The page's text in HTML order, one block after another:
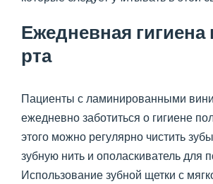
Ежедневная гигиена
рта
Пациенты с ламинированными
ежедневно заботиться о гигиене
этого можно регулярно чистить
зубную нить и ополаскиватель для
Использование зубной щетки с